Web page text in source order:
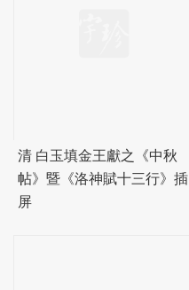
清 白玉填金王獻之《中秋
帖》暨《洛神賦十三行》插
屏